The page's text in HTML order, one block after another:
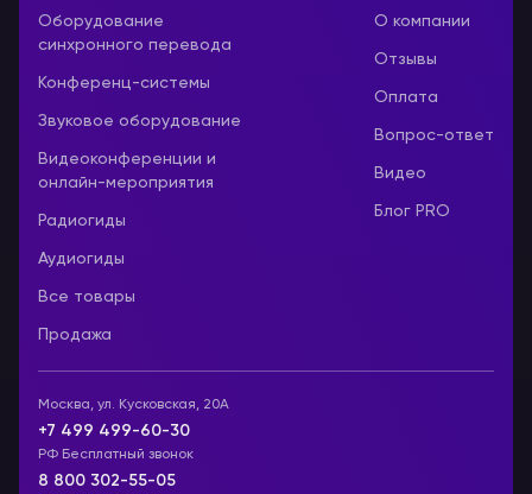
Оборудование
синхронного перевода
Конференц-системы
Звуковое оборудование
Видеоконференции и
онлайн-мероприятия
Радиогиды
Аудиогиды
Все товары
Продажа
О компании
Отзывы
Оплата
Вопрос-ответ
Видео
Блог PRO
Москва, ул. Кусковская, 20А
+7 499 499-60-30
РФ Бесплатный звонок
8 800 302-55-05